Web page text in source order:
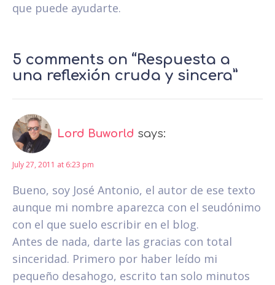
que puede ayudarte.
5 comments on “Respuesta a
una reflexión cruda y sincera”
Lord Buworld says:
July 27, 2011 at 6:23 pm
Bueno, soy José Antonio, el autor de ese texto
aunque mi nombre aparezca con el seudónimo
con el que suelo escribir en el blog.
Antes de nada, darte las gracias con total
sinceridad. Primero por haber leído mi
pequeño desahogo, escrito tan solo minutos